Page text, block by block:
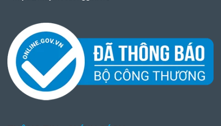
VỀ CHÚNG TÔI
Thiết bị công nghiệp M5s chuyên cung cấp các thiết bị cho
------------------------------------------------------------------------------